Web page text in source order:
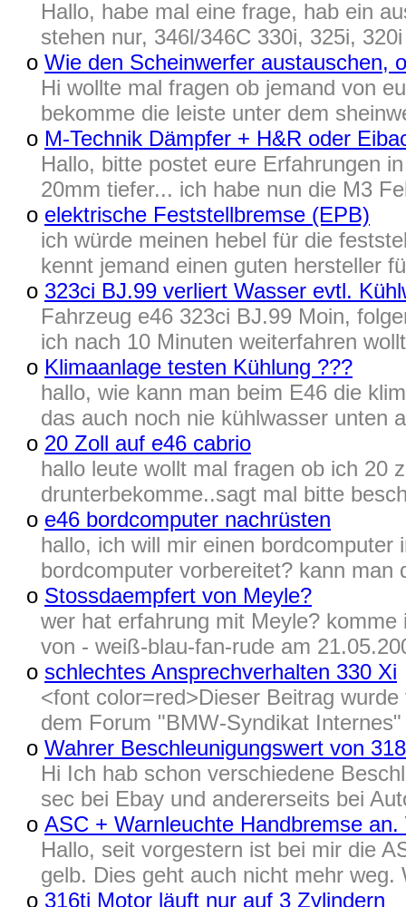
Hallo, habe mal eine frage, hab ein
stehen nur, 346l/346C 330i, 325i,
o Wie den Scheinwerfer austauschen,
Hi wollte mal fragen ob jemand von
bekomme die leiste unter dem
o M-Technik Dämpfer + H&R oder
Hallo, bitte postet eure Erfahrungen
20mm tiefer... ich habe nun die M3
o elektrische Feststellbremse (EPB)
ich würde meinen hebel für die
kennt jemand einen guten hersteller
o 323ci BJ.99 verliert Wasser evtl.
Fahrzeug e46 323ci BJ.99 Moin,
ich nach 10 Minuten weiterfahren
o Klimaanlage testen Kühlung ???
hallo, wie kann man beim E46 die
das auch noch nie kühlwasser unten
o 20 Zoll auf e46 cabrio
hallo leute wollt mal fragen ob ich 20
drunterbekomme..sagt mal bitte
o e46 bordcomputer nachrüsten
hallo, ich will mir einen
bordcomputer vorbereitet? kann
o Stossdaempfert von Meyle?
wer hat erfahrung mit Meyle?
von - weiß-blau-fan-rude am
o schlechtes Ansprechverhalten 330 Xi
<font color=red>Dieser Beitrag
dem Forum "BMW-Syndikat
o Wahrer Beschleunigungswert von
Hi Ich hab schon verschiedene
sec bei Ebay und andererseits bei
o ASC + Warnleuchte Handbremse
Hallo, seit vorgestern ist bei mir die
gelb. Dies geht auch nicht mehr
o 316ti Motor läuft nur auf 3 Zylindern